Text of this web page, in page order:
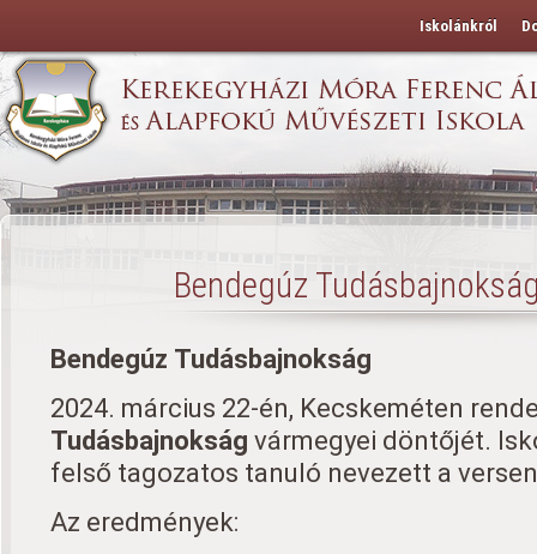
Iskolánkról
Bendegúz
Bendegúz Tudásbajnokság
2024. március 22-én, Kecskeméten
Tudásbajnokság vármegyei döntőjét.
felső tagozatos tanuló nevezett a
Az eredmények: